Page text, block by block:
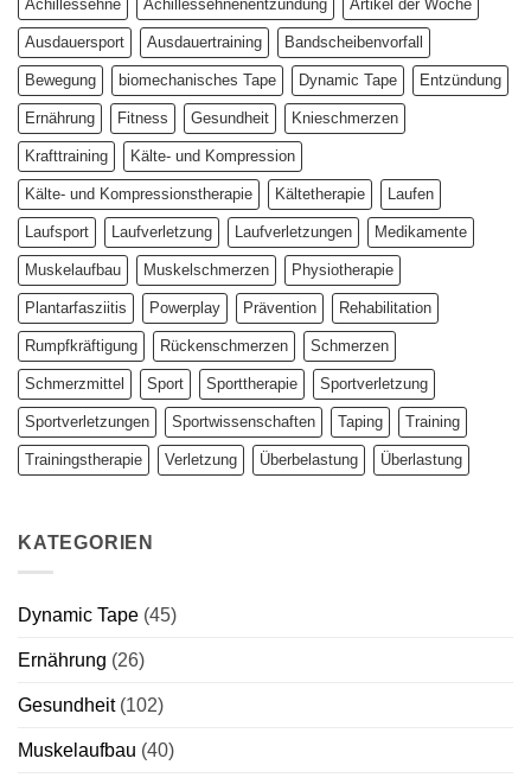
unter
der
Achillessehne Achillessehnenentzündung Artikel der Woche
Ausdauersport Ausdauertraining Bandscheibenvorfall
Bewegung biomechanisches Tape Dynamic Tape Entzündung
Ernährung Fitness Gesundheit Knieschmerzen
Krafttraining Kälte- und Kompression
Kälte- und Kompressionstherapie Kältetherapie Laufen
Laufsport Laufverletzung Laufverletzungen Medikamente
Muskelaufbau Muskelschmerzen Physiotherapie
Plantarfasziitis Powerplay Prävention Rehabilitation
Rumpfkräftigung Rückenschmerzen Schmerzen
Schmerzmittel Sport Sporttherapie Sportverletzung
Sportverletzungen Sportwissenschaften Taping Training
Trainingstherapie Verletzung Überbelastung Überlastung
KATEGORIEN
Dynamic Tape (45)
Ernährung (26)
Gesundheit(102)
Muskelaufbau (40)